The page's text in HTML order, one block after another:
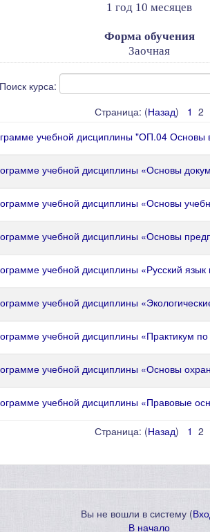
1 год 10 месяцев
Форма обучения
Заочная
Поиск курса:
Страница: (Назад) 1 2
учебной дисциплины "ОП.04 Основы
учебной дисциплины «Основы
учебной дисциплины «Основы
учебной дисциплины «Основы
учебной дисциплины «Русский язык
учебной дисциплины
учебной дисциплины «Практикум
учебной дисциплины «Основы
учебной дисциплины «Правовые
Страница: (Назад) 1 2
Вы не вошли в систему (
В начало